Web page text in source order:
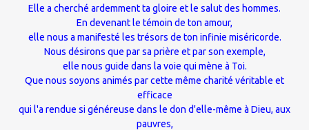
Elle a cherché ardemment ta gloire et le salut des hommes.
En devenant le témoin de ton amour,
elle nous a manifesté les trésors de ton infinie miséricorde.
Nous désirons que par sa prière et par son exemple,
elle nous guide dans la voie qui mène à Toi.
Que nous soyons animés par cette même charité véritable et
efficace
qui l'a rendue si généreuse dans le don d'elle-même à Dieu, aux
pauvres,